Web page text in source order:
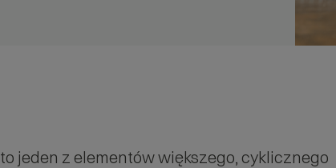
to jeden z elementów większego, cyklicznego